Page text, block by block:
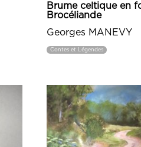
Brume celtique en
Brocéliande
Georges MANEVY
Contes et Légendes